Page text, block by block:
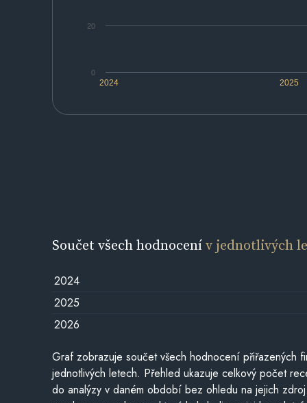
2024 2025
0
20
Součet všech hodnocenív jednotlivých
2024
2025
2026
Graf zobrazuje součet všech hodnocení přiřazených
jednotlivých letech. Přehled ukazuje celkový počet
do analýzy v daném období bez ohledu na jejich